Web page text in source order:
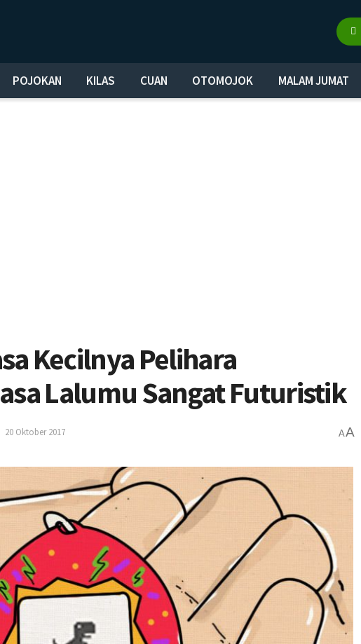
POJOKAN KILAS CUAN OTOMOJOK MALAM JUMAT
Kecilnya Pelihara
Lalumu Sangat Futuristik
20 Oktober 2017 AA